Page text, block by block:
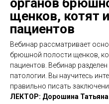
щенков, котят
пациентов
Вебинар рассматривает
брюшной полости щенков,
пациентов. Вебинар
патологии. Вы научитесь
правильно писать
ЛЕКТОР: Дорошина Татьяна